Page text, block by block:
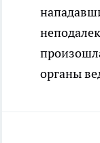
органы